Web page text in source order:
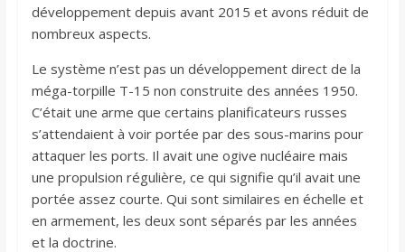
développement depuis avant 2015 et avons réduit de
nombreux aspects.
Le système n’est pas un développement direct de la
méga-torpille T-15 non construite des années 1950.
C’était une arme que certains planificateurs russes
s’attendaient à voir portée par des sous-marins pour
attaquer les ports. Il avait une ogive nucléaire mais
une propulsion régulière, ce qui signifie qu’il avait une
portée assez courte. Qui sont similaires en échelle et
en armement, les deux sont séparés par les années
et la doctrine.